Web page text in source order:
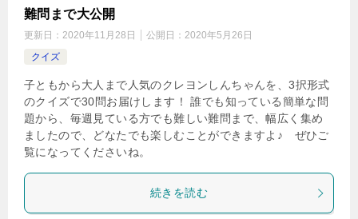
難問まで大公開
更新日： 2020年11月28日 公開日： 2020年5月26日
クイズ
子ともから大人まで人気のクレヨンしんちゃんを、3択形式
のクイズで30問お届けします！ 誰でも知っている簡単な問
題から、毎週見ている方でも難しい難問まで、幅広く集め
ましたので、どなたでも楽しむことができますよ♪ ぜひご
覧になってくださいね。
続きを読む